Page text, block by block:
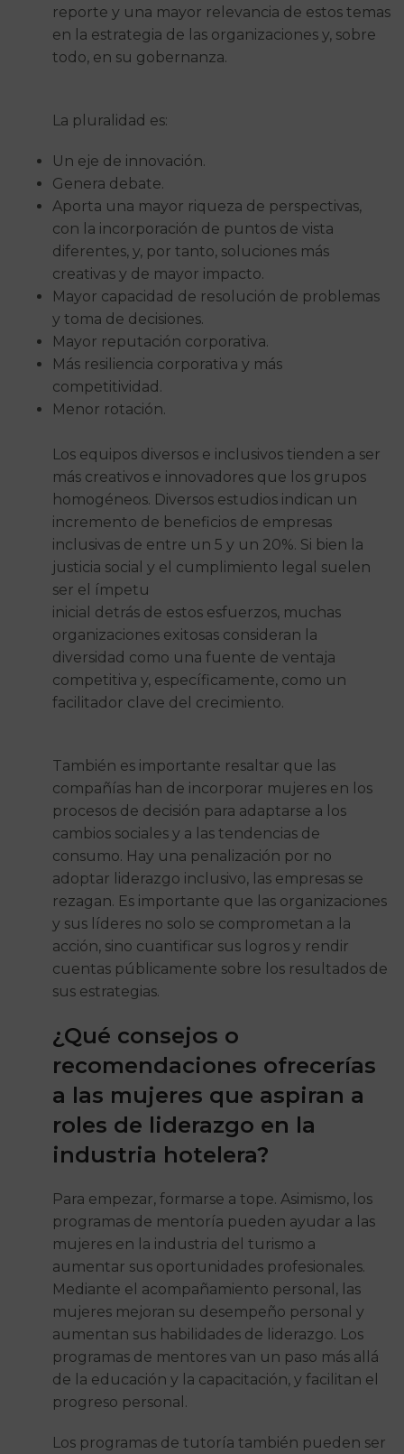
reporte y una mayor relevancia de estos temas
en la estrategia de las organizaciones y, sobre
todo, en su gobernanza.
La pluralidad es:
Un eje de innovación.
Genera debate.
Aporta una mayor riqueza de perspectivas,
con la incorporación de puntos de vista
diferentes, y, por tanto, soluciones más
creativas y de mayor impacto.
Mayor capacidad de resolución de problemas
y toma de decisiones.
Mayor reputación corporativa.
Más resiliencia corporativa y más
competitividad.
Menor rotación.
Los equipos diversos e inclusivos tienden a ser
más creativos e innovadores que los grupos
homogéneos. Diversos estudios indican un
incremento de beneficios de empresas
inclusivas de entre un 5 y un 20%. Si bien la
justicia social y el cumplimiento legal suelen
ser el ímpetu
inicial detrás de estos esfuerzos, muchas
organizaciones exitosas consideran la
diversidad como una fuente de ventaja
competitiva y, específicamente, como un
facilitador clave del crecimiento.
También es importante resaltar que las
compañías han de incorporar mujeres en los
procesos de decisión para adaptarse a los
cambios sociales y a las tendencias de
consumo. Hay una penalización por no
adoptar liderazgo inclusivo, las empresas se
rezagan. Es importante que las organizaciones
y sus líderes no solo se comprometan a la
acción, sino cuantificar sus logros y rendir
cuentas públicamente sobre los resultados de
sus estrategias.
¿Qué consejos o
recomendaciones ofrecerías
a las mujeres que aspiran a
roles de liderazgo en la
industria hotelera?
Para empezar, formarse a tope. Asimismo, los
programas de mentoría pueden ayudar a las
mujeres en la industria del turismo a
aumentar sus oportunidades profesionales.
Mediante el acompañamiento personal, las
mujeres mejoran su desempeño personal y
aumentan sus habilidades de liderazgo. Los
programas de mentores van un paso más allá
de la educación y la capacitación, y facilitan el
progreso personal.
Los programas de tutoría también pueden ser